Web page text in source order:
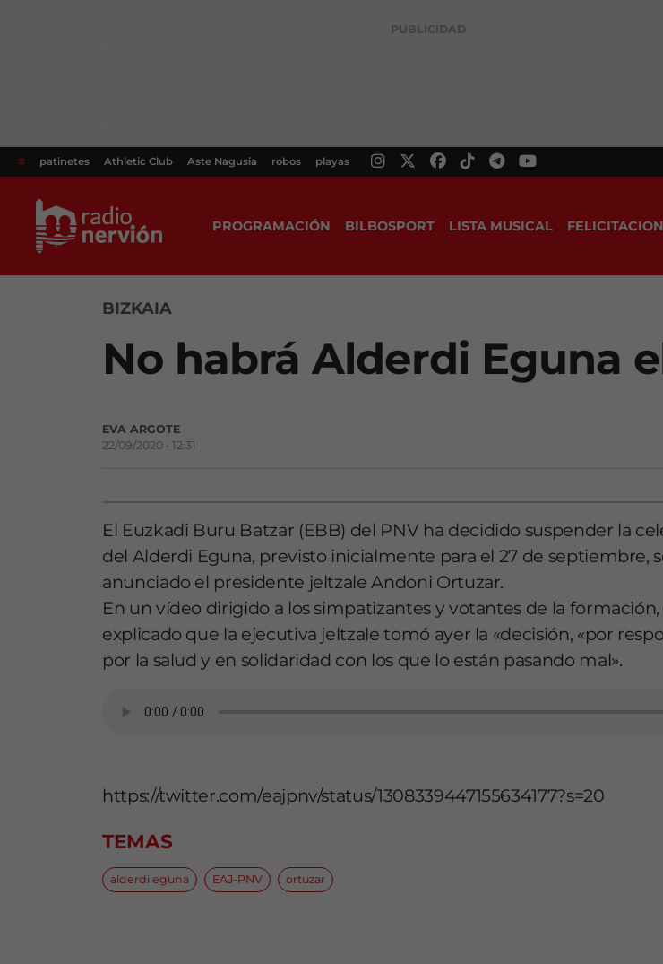
PUBLICIDAD
# patinetes Athletic Club Aste Nagusia robos playas
PROGRAMACIÓN BILBOSPORT LISTA MUSICAL
BIZKAIA
No habrá Alderdi Eguna
EVA ARGOTE
22/09/2020 • 12:31
El Euzkadi Buru Batzar (EBB) del PNV ha decidido suspender la
del Alderdi Eguna, previsto inicialmente para el 27 de septiembre,
anunciado el presidente jeltzale Andoni Ortuzar.
En un vídeo dirigido a los simpatizantes y votantes de la
explicado que la ejecutiva jeltzale tomó ayer la «decisión, «por
por la salud y en solidaridad con los que lo están pasando mal».
https://twitter.com/eajpnv/status/1308339447155634177?s=20
TEMAS
alderdi eguna EAJ-PNV ortuzar